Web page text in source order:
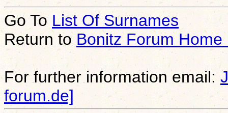
Go To List Of Surnames
Return to Bonitz Forum Home
For further information email:
forum.de]